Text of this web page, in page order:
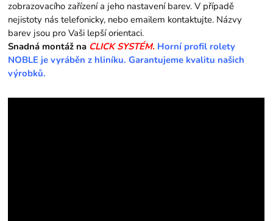
zobrazovacího zařízení a jeho nastavení barev. V případě
nejistoty nás telefonicky, nebo emailem kontaktujte. Názvy
barev jsou pro Vaši lepší orientaci.
Snadná montáž na CLICK SYSTÉM. Horní profil rolety
NOBLE je vyráběn z hliníku. Garantujeme kvalitu našich
výrobků.